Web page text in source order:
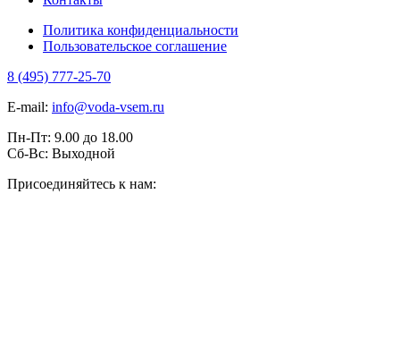
Политика конфиденциальности
Пользовательское соглашение
8 (495) 777-25-70
E-mail: info@voda-vsem.ru
Пн-Пт: 9.00 до 18.00
Сб-Вс: Выходной
Присоединяйтесь к нам: